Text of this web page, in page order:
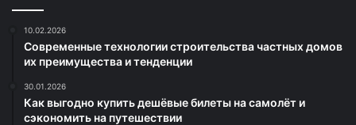
10.02.2026
Современные технологии строительства частных домов
их преимущества и тенденции
30.01.2026
Как выгодно купить дешёвые билеты на самолёт и
сэкономить на путешествии